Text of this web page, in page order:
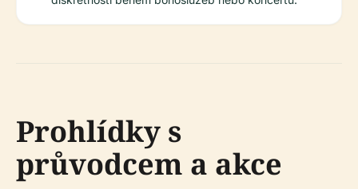
Prohlídky s
průvodcem a akce